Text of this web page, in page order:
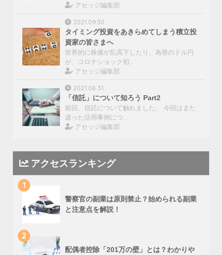
アセッジ編集部
2021.09.30
タイミング投資をあきらめてしまう積立投
資家の皆さまへ
世界的に株価が乱高下したり、為替のドル円
が、コロナショック初…
アセッジ編集部
2021.08.31
「信託」について知ろう Part2
前回、信託について触れました。 今回はまた
違った活用事例につ…
アセッジ編集部
アクセスランキング
1
警察官の副業は原則禁止？始められる副業
と注意点を解説！
2
配偶者控除「201万の壁」とは？わかりや